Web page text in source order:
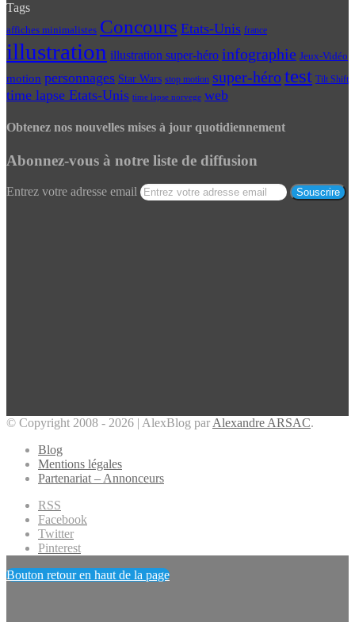
Tags
affiches minimalistes Concours Etats-Unis france
illustration illustration super-héro infographie Jeux-Vidéo
motion personnages Star Wars stop motion super-hérotest Tilt Shift
time lapse Etats-Unis time lapse norvege web
Obtenez nos nouvelles mises à jour quotidiennement
Abonnez-vous à notre liste de diffusion
Entrez votre adresse email
© Copyright 2008 - 2026 | AlexBlog par Alexandre ARSAC.
Blog
Mentions légales
Partenariat – Annonceurs
RSS
Facebook
Twitter
Pinterest
Bouton retour en haut de la page